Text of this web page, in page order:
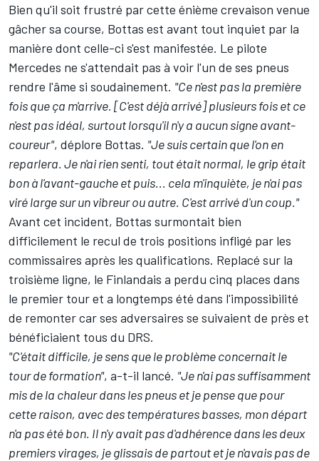
Bien qu'il soit frustré par cette énième crevaison venue
gâcher sa course, Bottas est avant tout inquiet par la
manière dont celle-ci s'est manifestée. Le pilote
Mercedes ne s'attendait pas à voir l'un de ses pneus
rendre l'âme si soudainement. "Ce n'est pas la première
fois que ça m'arrive. [C'est déjà arrivé] plusieurs fois et ce
n'est pas idéal, surtout lorsqu'il n'y a aucun signe avant-
coureur", déplore Bottas. "Je suis certain que l'on en
reparlera. Je n'ai rien senti, tout était normal, le grip était
bon à l'avant-gauche et puis... cela m'inquiète, je n'ai pas
viré large sur un vibreur ou autre. C'est arrivé d'un coup."
Avant cet incident, Bottas surmontait bien
difficilement le recul de trois positions infligé par les
commissaires après les qualifications. Replacé sur la
troisième ligne, le Finlandais a perdu cinq places dans
le premier tour et a longtemps été dans l'impossibilité
de remonter car ses adversaires se suivaient de près et
bénéficiaient tous du DRS.
"C'était difficile, je sens que le problème concernait le
tour de formation", a-t-il lancé. "Je n'ai pas suffisamment
mis de la chaleur dans les pneus et je pense que pour
cette raison, avec des températures basses, mon départ
n'a pas été bon. Il n'y avait pas d'adhérence dans les deux
premiers virages, je glissais de partout et je n'avais pas de